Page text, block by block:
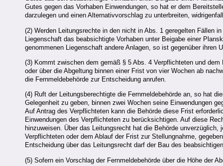
Gutes gegen das Vorhaben Einwendungen, so hat er dem
darzulegen und einen Alternativvorschlag zu unterbreiten,
(2) Werden Leitungsrechte in den nicht in Abs. 1 geregelten Fällen
Liegenschaft das beabsichtigte Vorhaben unter Beigabe einer
genommenen Liegenschaft andere Anlagen, so ist gegenüber ihren
(3) Kommt zwischen dem gemäß § 5 Abs. 4 Verpflichteten und
oder über die Abgeltung binnen einer Frist von vier Wochen ab
die Fernmeldebehörde zur Entscheidung anrufen.
(4) Ruft der Leitungsberechtigte die Fernmeldebehörde an, so hat
Gelegenheit zu geben, binnen zwei Wochen seine Einwendungen
Auf Antrag des Verpflichteten kann die Behörde diese Frist
Einwendungen des Verpflichteten zu berücksichtigen. Auf diese
hinzuweisen. Über das Leitungsrecht hat die Behörde
Verpflichteten oder dem Ablauf der Frist zur Stellungnahme,
Entscheidung über das Leitungsrecht darf der Bau des
(5) Sofern ein Vorschlag der Fernmeldebehörde über die Höhe der